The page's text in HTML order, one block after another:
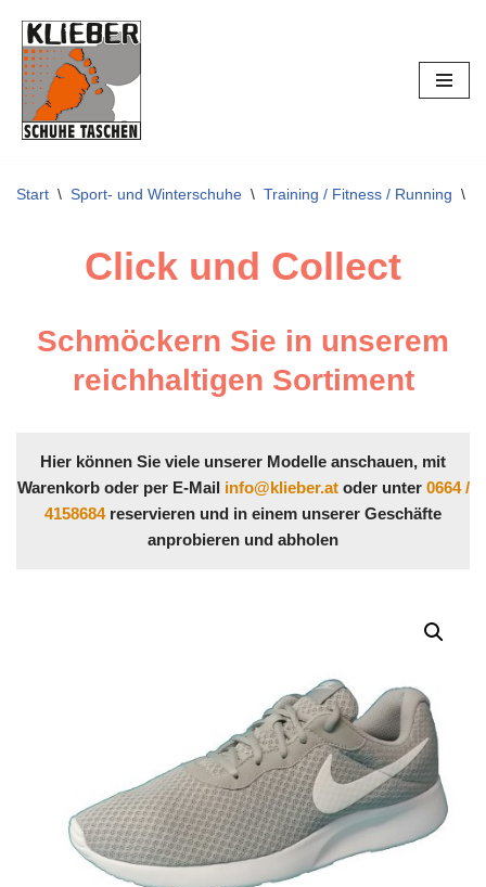
Zum
Inhalt
springen
Start \ Sport- und Winterschuhe \ Training / Fitness / Running \
Click und Collect
Schmöckern Sie in unserem
reichhaltigen Sortiment
Hier können Sie viele unserer Modelle anschauen, mit
Warenkorb oder per E-Mail info@klieber.atoder unter 0664 /
4158684reservieren und in einem unserer Geschäfte
anprobieren und abholen